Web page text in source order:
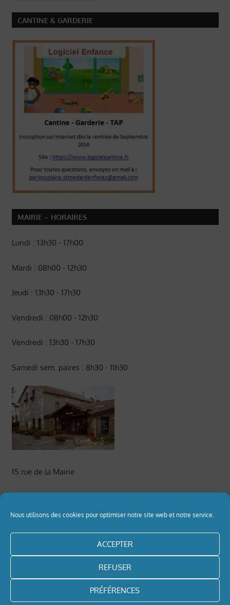
Nous utilisons des cookies pour optimiser notre site web et notre service.
ACCEPTER
REFUSER
PRÉFÉRENCES
Presse
CANTINE & GARDERIE
MAIRIE – HORAIRES
Lundi : 13h30 - 17h00
Mardi : 08h00 - 12h30
Jeudi : 13h30 - 17h30
Vendredi : 08h00 - 12h30
Vendredi : 13h30 - 17h30
Samedi sem. paires : 8h30 - 11h30
15 rue de la Mairie
mairie@saintmedardenforez.fr